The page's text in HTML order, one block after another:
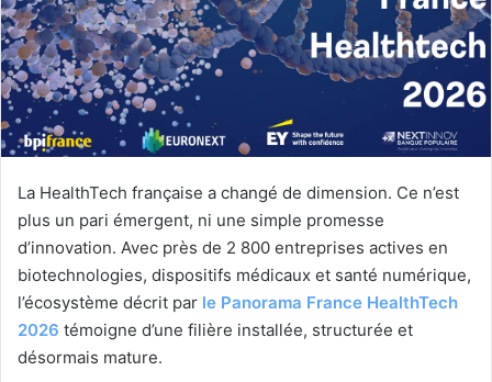
La HealthTech française a changé de dimension. Ce n’est
plus un pari émergent, ni une simple promesse
d’innovation. Avec près de 2 800 entreprises actives en
biotechnologies, dispositifs médicaux et santé numérique,
l’écosystème décrit par le Panorama France HealthTech
2026 témoigne d’une filière installée, structurée et
désormais mature.